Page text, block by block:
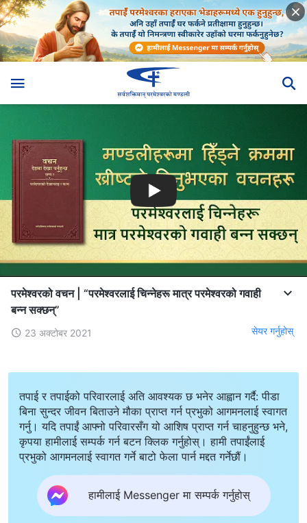
परमेश्‍वरको वचन | “परमेश्‍वरलाई चिन्‍नेहरू मात्र परमेश्‍वरको गवाही
बन्‍न सक्छन्”
23 अक्टोबर 2021 सेयर गर्नुहोस्
तपाई र तपाईको परिवारलाई अति आवश्यक छ भनेर आह्वान गर्दै: पीडा
बिना सुन्दर जीवन बिताउने मौका प्राप्त गर्न प्रभुको आगमनलाई स्वागत
गर्नु। यदि तपाईं आफ्नो परिवारसँग यो आशिष प्राप्त गर्न चाहनुहुन्छ भने,
कृपया हामीलाई सम्पर्क गर्न बटन क्लिक गर्नुहोस्। हामी तपाईंलाई
प्रभुको आगमनलाई स्वागत गर्ने बाटो फेला पार्न मद्दत गर्नेछौं।
हामीलाई Messenger मा सम्पर्क गर्नुहोस्